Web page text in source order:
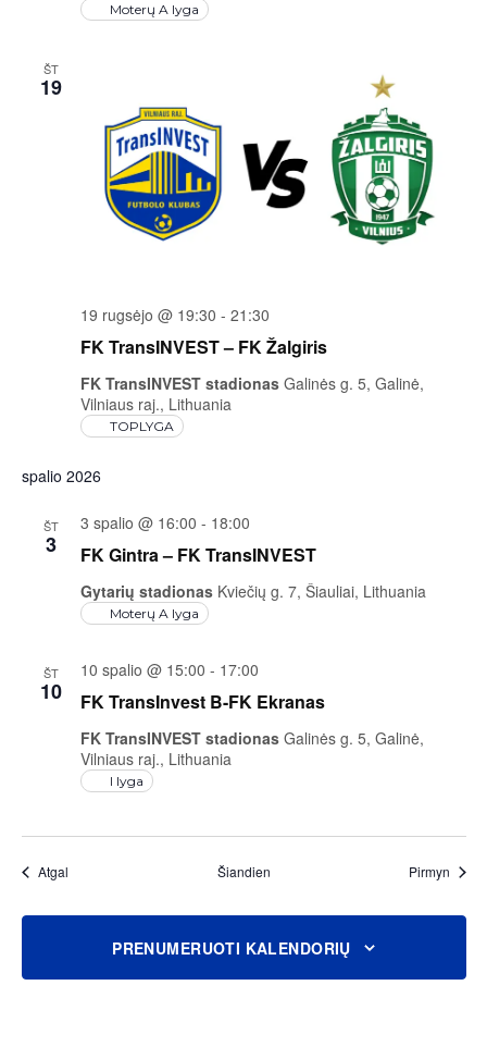
Moterų A lyga
ŠT
19
FK TransINVEST – FK Žalgiris
19 rugsėjo @ 19:30 - 21:30
FK TransINVEST stadionas Galinės g. 5, Galinė,
Vilniaus raj., Lithuania
TOPLYGA
spalio 2026
ŠT
3 FK Gintra – FK TransINVEST
3 spalio @ 16:00 - 18:00
Gytarių stadionas Kviečių g. 7, Šiauliai, Lithuania
Moterų A lyga
ŠT
10 FK TransInvest B-FK Ekranas
10 spalio @ 15:00 - 17:00
FK TransINVEST stadionas Galinės g. 5, Galinė,
Vilniaus raj., Lithuania
I lyga
AtgalRenginiai Šiandien Pirmyn
PRENUMERUOTI KALENDORIŲ